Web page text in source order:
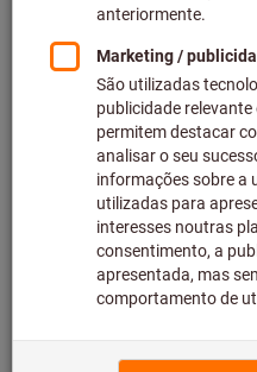
Adicionar ao
Tempo de processamento
Tenha em atenção
Efetuamos o pedido
fabricante, uma vez
principal e, como
Adicionar à lista de desejos